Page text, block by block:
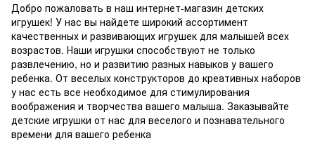
Добро пожаловать в наш интернет-магазин детских
игрушек! У нас вы найдете широкий ассортимент
качественных и развивающих игрушек для малышей всех
возрастов. Наши игрушки способствуют не только
развлечению, но и развитию разных навыков у вашего
ребенка. От веселых конструкторов до креативных наборов
у нас есть все необходимое для стимулирования
воображения и творчества вашего малыша. Заказывайте
детские игрушки от нас для веселого и познавательного
времени для вашего ребенка